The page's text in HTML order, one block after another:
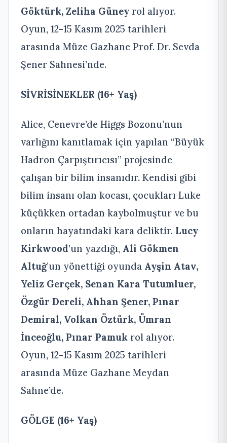
Göktürk, Zeliha Güney rol alıyor.
Oyun, 12-15 Kasım 2025 tarihleri
arasında Müze Gazhane Prof. Dr. Sevda
Şener Sahnesi’nde.
SİVRİSİNEKLER (16+ Yaş)
Alice, Cenevre’de Higgs Bozonu’nun
varlığını kanıtlamak için yapılan “Büyük
Hadron Çarpıştırıcısı” projesinde
çalışan bir bilim insanıdır. Kendisi gibi
bilim insanı olan kocası, çocukları Luke
küçükken ortadan kaybolmuştur ve bu
onların hayatındaki kara deliktir. Lucy
Kirkwood’un yazdığı, Ali Gökmen
Altuğ’un yönettiği oyunda Ayşin Atav,
Yeliz Gerçek, Senan Kara Tutumluer,
Özgür Dereli, Ahhan Şener, Pınar
Demiral, Volkan Öztürk, Ümran
İnceoğlu, Pınar Pamuk rol alıyor.
Oyun, 12-15 Kasım 2025 tarihleri
arasında Müze Gazhane Meydan
Sahne’de.
GÖLGE (16+ Yaş)